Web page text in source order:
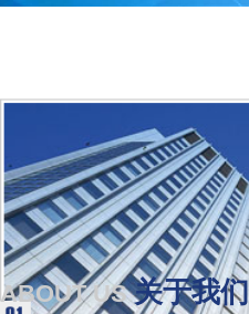
ABOUT US 关于我们